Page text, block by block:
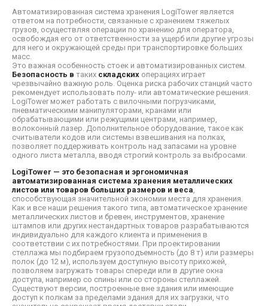
Автоматизированная система хранения LogiTower является
ответом на потребности, связанные с хранением тяжелых
грузов, осуществляя операции по хранению для оператора,
освобождая его от ответственности за ущерб или другие угрозы
для него и окружающей среды при транспортировке больших
масс.
Это важная особенность стоек и автоматизированных систем.
Безопасность в таких складских операциях играет
чрезвычайно важную роль. Оценка риска рабочих станций часто
рекомендует использовать полу- или автоматические решения.
LogiTower может работать с вилочными погрузчиками,
пневматическими манипуляторами, кранами или
обрабатывающими или режущими центрами, например,
волоконный лазер. Дополнительное оборудование, такое как
считыватели кодов или системы взвешивания на полках,
позволяет поддерживать контроль над запасами на уровне
одного листа металла, вводя строгий контроль за выбросами.
LogiTower — это безопасная и эргономичная
автоматизированная система хранения металлических
листов или товаров больших размеров и веса
способствующая значительной экономии места для хранения.
Как и все наши решения такого типа, автоматическое хранение
металлических листов и бревен, инструментов, хранение
штампов или других нестандартных товаров разрабатываются
индивидуально для каждого клиента и применения в
соответствии с их потребностями. При проектировании
стеллажа мы подбираем грузоподъемность (до 8 т) или размеры
полок (до 12 м), используем доступную высоту прихожей,
позволяем загружать товары спереди или в другие окна
доступа, например со спины или со стороны стеллажей.
Существуют версии, построенные вне здания или имеющие
доступ к полкам за пределами здания для их загрузки, что